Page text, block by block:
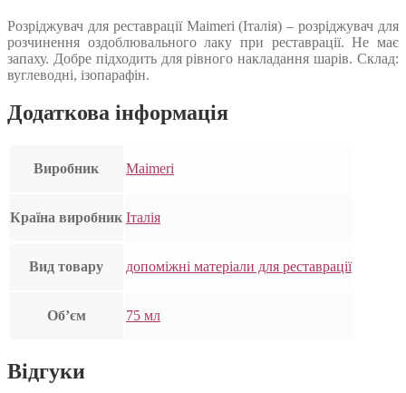
Розріджувач для реставрації Maimeri (Італія) – розріджувач для
розчинення оздоблювального лаку при реставрації. Не має
запаху. Добре підходить для рівного накладання шарів. Склад:
вуглеводні, ізопарафін.
Додаткова інформація
Виробник Maimeri
Країна виробник Італія
Вид товару допоміжні матеріали для реставрації
Об’єм 75 мл
Відгуки